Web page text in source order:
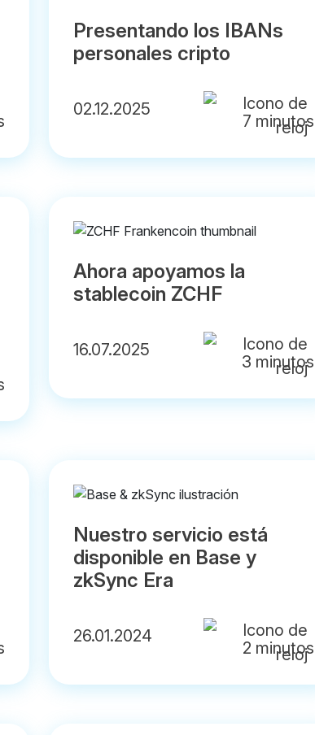
Presentando los IBANs
personales cripto
02.12.2025
7 minutos
Ahora apoyamos la
stablecoin ZCHF
16.07.2025
3 minutos
Nuestro servicio está
disponible en Base y
zkSync Era
26.01.2024
2 minutos